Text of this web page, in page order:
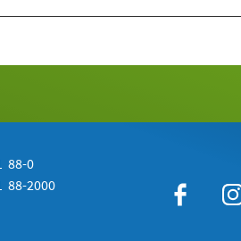
88-0
88-2000